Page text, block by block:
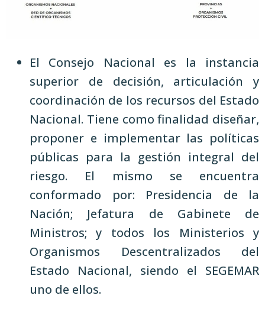
El Consejo Nacional es la instancia
superior de decisión, articulación y
coordinación de los recursos del Estado
Nacional. Tiene como finalidad diseñar,
proponer e implementar las políticas
públicas para la gestión integral del
riesgo. El mismo se encuentra
conformado por: Presidencia de la
Nación; Jefatura de Gabinete de
Ministros; y todos los Ministerios y
Organismos Descentralizados del
Estado Nacional, siendo el SEGEMAR
uno de ellos.